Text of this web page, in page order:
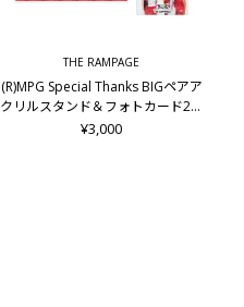
THE RAMPAGE
(R)MPG Special Thanks BIGペアア
クリルスタンド＆フォトカード2枚
セット/龍&後藤拓磨
¥3,000